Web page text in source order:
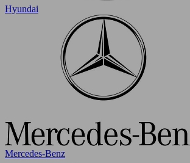
Hyundai
Mercedes-Benz